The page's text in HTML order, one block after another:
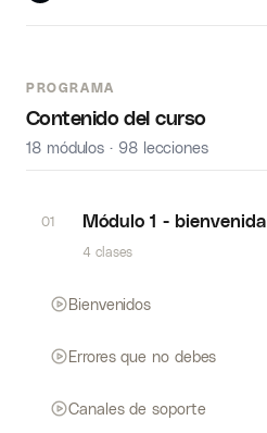
PROGRAMA
Contenido del curso
18 módulos · 98 lecciones
01 Módulo 1 - bienvenida
4 clases
Bienvenidos
Errores que no debes
Canales de soporte